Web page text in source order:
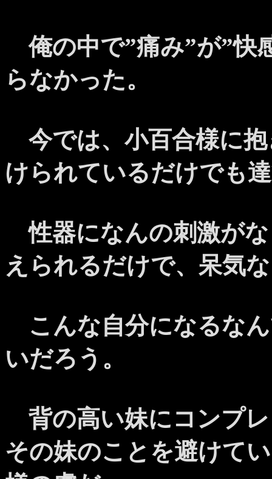
俺の中で”痛み”が”快
らなかった。
今では、小百合様に
けられているだけでも
性器になんの刺激が
えられるだけで、呆気
こんな自分になるな
いだろう。
背の高い妹にコンプ
その妹のことを避けて